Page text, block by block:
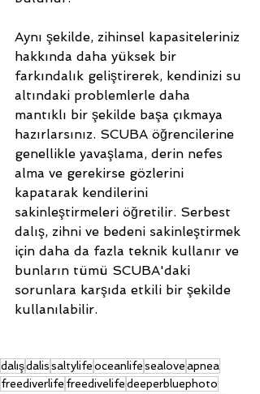
Aynı şekilde, zihinsel kapasiteleriniz
hakkında daha yüksek bir
farkındalık geliştirerek, kendinizi su
altındaki problemlerle daha
mantıklı bir şekilde başa çıkmaya
hazırlarsınız. SCUBA öğrencilerine
genellikle yavaşlama, derin nefes
alma ve gerekirse gözlerini
kapatarak kendilerini
sakinleştirmeleri öğretilir. Serbest
dalış, zihni ve bedeni sakinleştirmek
için daha da fazla teknik kullanır ve
bunların tümü SCUBA'daki
sorunlara karşıda etkili bir şekilde
kullanılabilir.
dalışdalissaltylifeoceanlifesealoveapnea
freediverlife freedivelifedeeperbluephoto